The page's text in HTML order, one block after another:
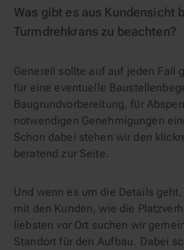
Was gibt es aus Kundensicht
Turmdrehkrans zu beachten?
Generell sollte auf auf jeden Fall
für eine eventuelle
Baugrundvorbereitung, für
notwendigen Genehmigungen
Schon dabei stehen wir den
beratend zur Seite.
Und wenn es um die Details
mit den Kunden, wie die
liebsten vor Ort suchen wir
Standort für den Aufbau. Dabei